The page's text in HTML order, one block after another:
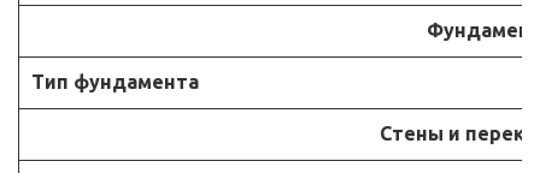
Тип фундамента
Стены и